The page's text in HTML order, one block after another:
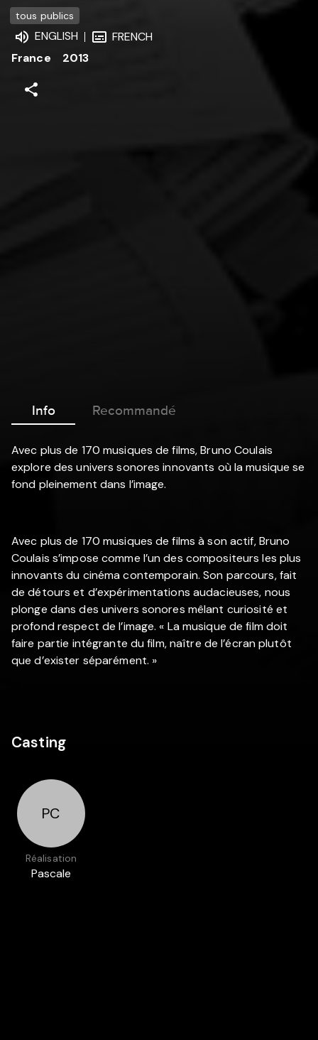
tous publics
ENGLISH
FRENCH
France
2013
Info Recommandé
Avec plus de 170 musiques de films, Bruno Coulais
explore des univers sonores innovants où la musique se
fond pleinement dans l’image.
Avec plus de 170 musiques de films à son actif, Bruno
Coulais s’impose comme l’un des compositeurs les plus
innovants du cinéma contemporain. Son parcours, fait
de détours et d’expérimentations audacieuses, nous
plonge dans des univers sonores mêlant curiosité et
profond respect de l’image. « La musique de film doit
faire partie intégrante du film, naître de l’écran plutôt
que d’exister séparément. »
Casting
PC
Réalisation
Pascale